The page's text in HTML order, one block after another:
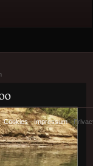
Cookies-Impressum-